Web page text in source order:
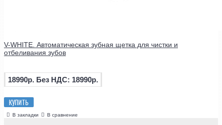
V-WHITE. Автоматическая зубная щетка для чистки и
отбеливания зубов
18990р. Без НДС: 18990р.
КУПИТЬ
В закладки В сравнение